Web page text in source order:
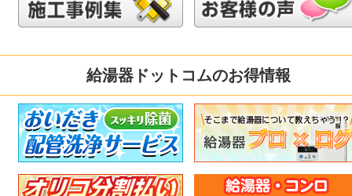
給湯器ドットコムのお得情報